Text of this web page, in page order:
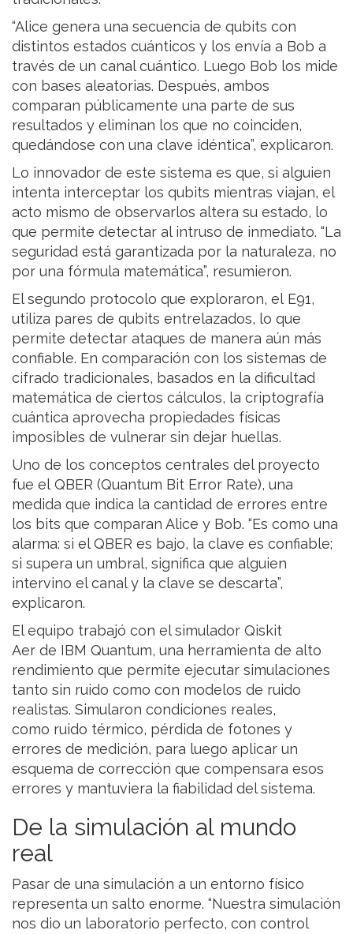
“Alice genera una secuencia de qubits con
distintos estados cuánticos y los envía a Bob a
través de un canal cuántico. Luego Bob los mide
con bases aleatorias. Después, ambos
comparan públicamente una parte de sus
resultados y eliminan los que no coinciden,
quedándose con una clave idéntica”, explicaron.
Lo innovador de este sistema es que, si alguien
intenta interceptar los qubits mientras viajan, el
acto mismo de observarlos altera su estado, lo
que permite detectar al intruso de inmediato. “La
seguridad está garantizada por la naturaleza, no
por una fórmula matemática”, resumieron.
El segundo protocolo que exploraron, el E91,
utiliza pares de qubits entrelazados, lo que
permite detectar ataques de manera aún más
confiable. En comparación con los sistemas de
cifrado tradicionales, basados en la dificultad
matemática de ciertos cálculos, la criptografía
cuántica aprovecha propiedades físicas
imposibles de vulnerar sin dejar huellas.
Uno de los conceptos centrales del proyecto
fue el QBER (Quantum Bit Error Rate), una
medida que indica la cantidad de errores entre
los bits que comparan Alice y Bob. “Es como una
alarma: si el QBER es bajo, la clave es confiable;
si supera un umbral, significa que alguien
intervino el canal y la clave se descarta”,
explicaron.
El equipo trabajó con el simulador Qiskit
Aer de IBM Quantum, una herramienta de alto
rendimiento que permite ejecutar simulaciones
tanto sin ruido como con modelos de ruido
realistas. Simularon condiciones reales,
como ruido térmico, pérdida de fotones y
errores de medición, para luego aplicar un
esquema de corrección que compensara esos
errores y mantuviera la fiabilidad del sistema.
De la simulación al mundo
real
Pasar de una simulación a un entorno físico
representa un salto enorme. “Nuestra simulación
nos dio un laboratorio perfecto, con control